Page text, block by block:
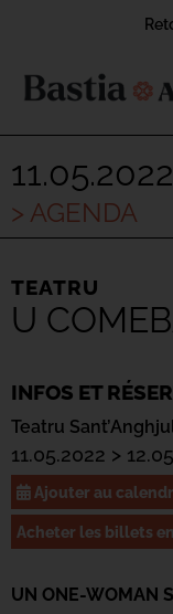
11.05.2022
> AGENDA
TEATRU
U
INFOS ET
Teatru
11.05.2022 >
Ajouter au
Acheter les billets
UN ONE-WOMAN